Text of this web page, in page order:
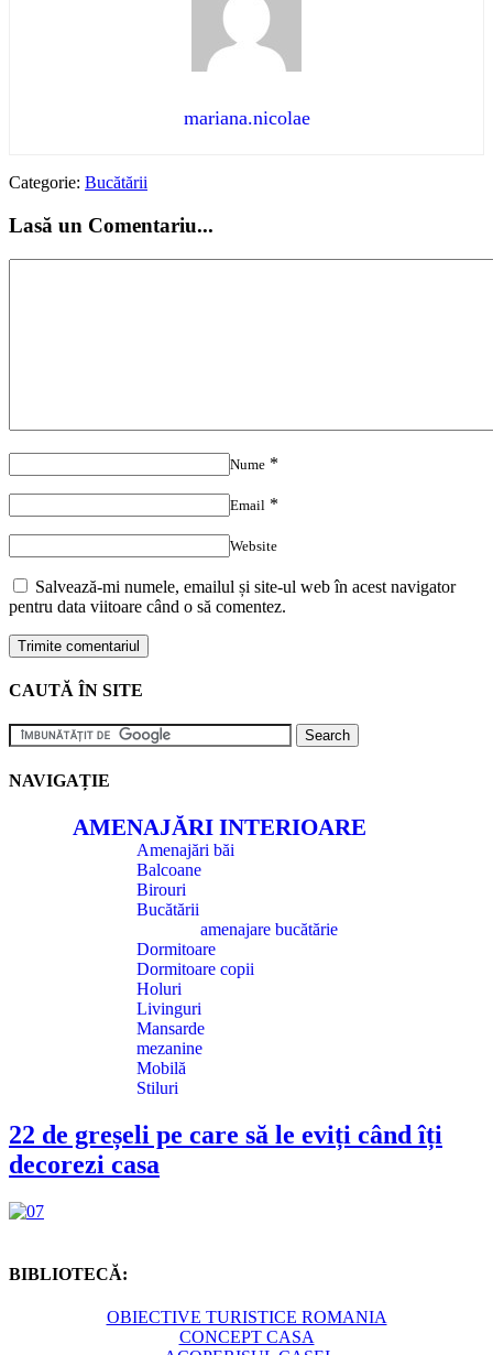
mariana.nicolae
Categorie: Bucătării
Lasă un Comentariu...
Nume *
Email *
Website
Salvează-mi numele, emailul și site-ul web în acest navigator
pentru data viitoare când o să comentez.
CAUTĂ ÎN SITE
NAVIGAȚIE
AMENAJĂRI INTERIOARE
Amenajări băi
Balcoane
Birouri
Bucătării
amenajare bucătărie
Dormitoare
Dormitoare copii
Holuri
Livinguri
Mansarde
mezanine
Mobilă
Stiluri
22 de greșeli pe care să le eviți când îți
decorezi casa
BIBLIOTECĂ:
OBIECTIVE TURISTICE ROMANIA
CONCEPT CASA